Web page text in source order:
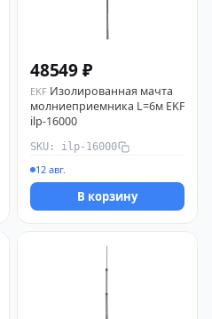
48549 ₽
EKF Изолированная мачта
молниеприемника L=6м EKF
ilp-16000
SKU: ilp-16000
12 авг.
В корзину